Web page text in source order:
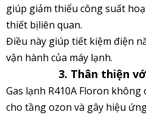
giúp giảm thiểu công suất
thiết bịliên quan.
Điều này giúp tiết kiệm điện
vận hành của máy lạnh.
3. Thân thiện
Gas lạnh R410A Floron
cho tầng ozon và gây hiệu